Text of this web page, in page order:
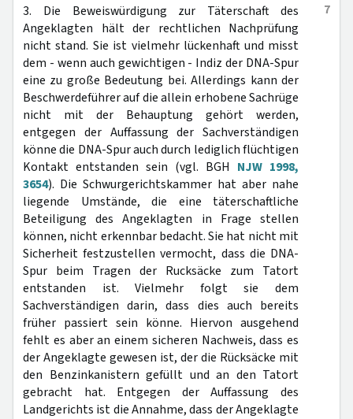
7
3. Die Beweiswürdigung zur Täterschaft des
Angeklagten hält der rechtlichen Nachprüfung
nicht stand. Sie ist vielmehr lückenhaft und misst
dem - wenn auch gewichtigen - Indiz der DNA-Spur
eine zu große Bedeutung bei. Allerdings kann der
Beschwerdeführer auf die allein erhobene Sachrüge
nicht mit der Behauptung gehört werden,
entgegen der Auffassung der Sachverständigen
könne die DNA-Spur auch durch lediglich flüchtigen
Kontakt entstanden sein (vgl. BGH NJW 1998,
3654). Die Schwurgerichtskammer hat aber nahe
liegende Umstände, die eine täterschaftliche
Beteiligung des Angeklagten in Frage stellen
können, nicht erkennbar bedacht. Sie hat nicht mit
Sicherheit festzustellen vermocht, dass die DNA-
Spur beim Tragen der Rucksäcke zum Tatort
entstanden ist. Vielmehr folgt sie dem
Sachverständigen darin, dass dies auch bereits
früher passiert sein könne. Hiervon ausgehend
fehlt es aber an einem sicheren Nachweis, dass es
der Angeklagte gewesen ist, der die Rücksäcke mit
den Benzinkanistern gefüllt und an den Tatort
gebracht hat. Entgegen der Auffassung des
Landgerichts ist die Annahme, dass der Angeklagte